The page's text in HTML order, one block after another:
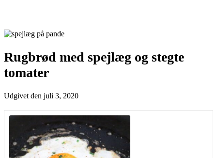
Rugbrød med spejlæg og stegte
tomater
Udgivet den juli 3, 2020